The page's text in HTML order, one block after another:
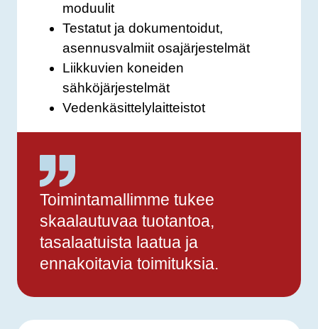
moduulit
Testatut ja dokumentoidut,
asennusvalmiit osajärjestelmät
Liikkuvien koneiden
sähköjärjestelmät
Vedenkäsittelylaitteistot
Toimintamallimme tukee
skaalautuvaa tuotantoa,
tasalaatuista laatua ja
ennakoitavia toimituksia.